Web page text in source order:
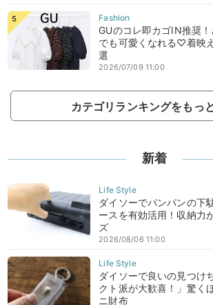
GUのコレ即カゴIN推奨
でも可愛くなれる♡着映
選
2026/07/09 11:00
カテゴリランキングをもっ
新着
ダイソーでパンパンの下
ースを有効活用！収納力
ズ
2026/08/06 11:00
ダイソーで良いの見つけ
クト派が大歓喜！」驚く
ニ財布